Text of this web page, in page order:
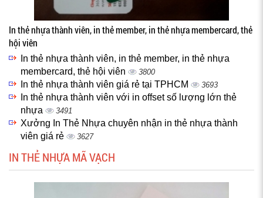
In thẻ nhựa thành viên, in thẻ member, in thẻ nhựa membercard, thẻ
hội viên
In thẻ nhựa thành viên, in thẻ member, in thẻ nhựa
membercard, thẻ hội viên
3800
In thẻ nhựa thành viên giá rẻ tại TPHCM 3693
In thẻ nhựa thành viên với in offset số lượng lớn thẻ
nhựa
3491
Xưởng In Thẻ Nhựa chuyên nhận in thẻ nhựa thành
viên giá rẻ
3627
IN THẺ NHỰA MÃ VẠCH